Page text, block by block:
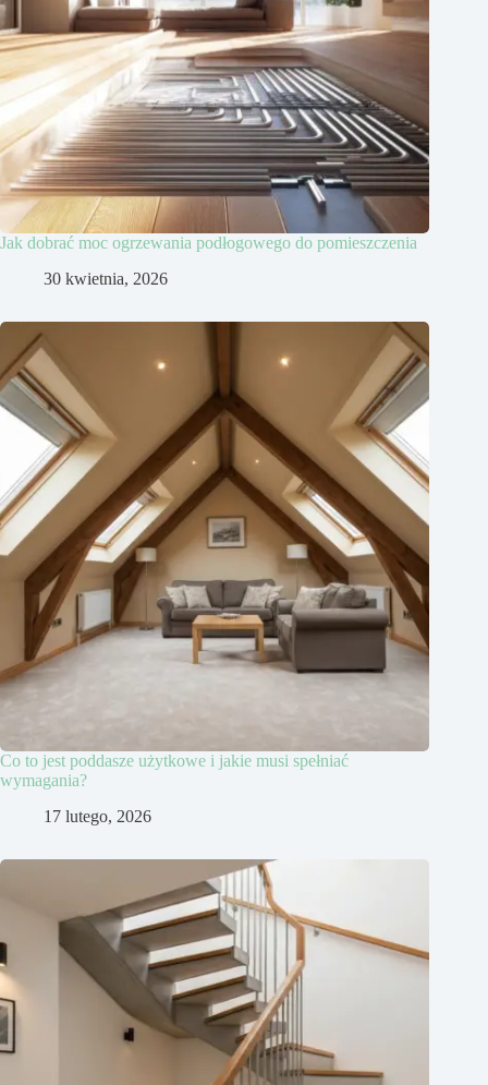
Jak dobrać moc ogrzewania podłogowego do pomieszczenia
30 kwietnia, 2026
Co to jest poddasze użytkowe i jakie musi spełniać
wymagania?
17 lutego, 2026